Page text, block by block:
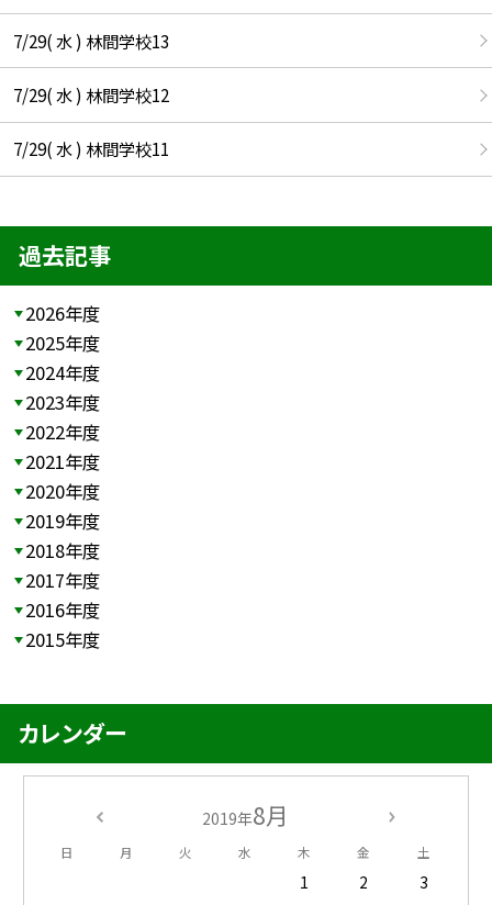
7/29( 水 ) 林間学校13
7/29( 水 ) 林間学校12
7/29( 水 ) 林間学校11
過去記事
2026年度
2025年度
2024年度
2023年度
2022年度
2021年度
2020年度
2019年度
2018年度
2017年度
2016年度
2015年度
カレンダー
2019年8月
日 月 火 水 木 金 土
1 2
3